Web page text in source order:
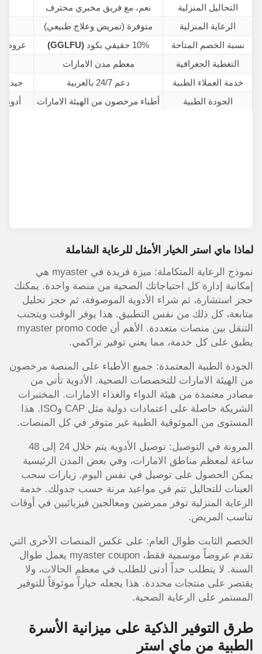
التحاليل المنزلية
نعم، مع فريق مخبري محترف
الرعاية المنزلية
متوفرة (تمريض وعلاج طبيعي)
نسبة الخصم المتاحة
10% حقيقي بكود (GGLFU)
عروض
التغطية الجغرافية
معظم مدن الامارات
خدمة العملاء الطبية
دعم 24/7 بالعربية
جيدة
الجودة الطبية
أطباء مرخصون من الهيئة الامارات
لماذا ماي استر الخيار الأمثل للرعاية الشاملة
نموذج الرعاية المتكاملة: ميزة فريدة في myaster هي
إمكانية إدارة كل احتياجاتك الصحية من منصة واحدة. يمكنك
حجز استشارة، ثم شراء الأدوية الموصوفة، ثم حجز تحليل
متابعة، كل ذلك من نفس التطبيق. هذا يوفر الوقت ويتجنب
التنقل بين منصات متعددة. الأهم أن myaster promo code
يطبق على كل خدمة، مما يعني توفير تراكمي.
الجودة الطبية المعتمدة: جميع الأطباء على المنصة مرخصون
من الهيئة الامارات للتخصصات الصحية. الأدوية تأتي من
مصادر معتمدة من هيئة الدواء والغذاء الامارات. المختبرات
الشريكة حاصلة على اعتمادات دولية مثل CAP وISO. هذا
المستوى من الموثوقية الطبية غير متوفر في كل المنصات.
المرونة في التوصيل: توصيل الأدوية يتم خلال 24 إلى 48
ساعة لمعظم مناطق الامارات، وفي بعض المدن الرئيسية
يمكن الحصول على توصيل في نفس اليوم. زيارات سحب
العينات للتحاليل تتم في مواعيد مرنة حسب جدولك. خدمة
الرعاية المنزلية توفر ممرضين ومعالجين فيزيائيين في أوقات
تناسب المريض.
الخصم الثابت طوال العام: على عكس المنصات الأخرى التي
تقدم عروضاً موسمية فقط، myaster coupon يعمل طوال
السنة. لا يتطلب حداً أدنى للطلب في معظم الحالات، ولا
يقتصر على منتجات محددة. هذا يجعله خياراً موثوقاً للتوفير
المستمر على الرعاية الصحية.
طرق التوفير الذكية على ميزانية الأسرة
الطبية من ماي استر